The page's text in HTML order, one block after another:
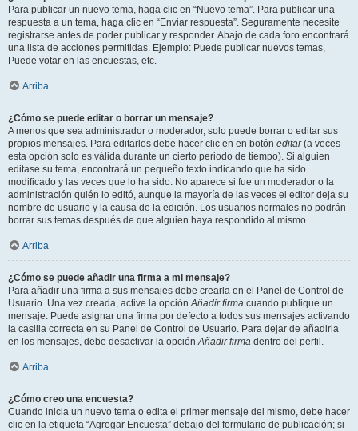
Para publicar un nuevo tema, haga clic en “Nuevo tema”. Para publicar una
respuesta a un tema, haga clic en “Enviar respuesta”. Seguramente necesite
registrarse antes de poder publicar y responder. Abajo de cada foro encontrará
una lista de acciones permitidas. Ejemplo: Puede publicar nuevos temas,
Puede votar en las encuestas, etc.
Arriba
¿Cómo se puede editar o borrar un mensaje?
A menos que sea administrador o moderador, solo puede borrar o editar sus
propios mensajes. Para editarlos debe hacer clic en en botón editar(a veces
esta opción solo es válida durante un cierto periodo de tiempo). Si alguien
editase su tema, encontrará un pequeño texto indicando que ha sido
modificado y las veces que lo ha sido. No aparece si fue un moderador o la
administración quién lo editó, aunque la mayoría de las veces el editor deja su
nombre de usuario y la causa de la edición. Los usuarios normales no podrán
borrar sus temas después de que alguien haya respondido al mismo.
Arriba
¿Cómo se puede añadir una firma a mi mensaje?
Para añadir una firma a sus mensajes debe crearla en el Panel de Control de
Usuario. Una vez creada, active la opciónAñadir firma cuando publique un
mensaje. Puede asignar una firma por defecto a todos sus mensajes activando
la casilla correcta en su Panel de Control de Usuario. Para dejar de añadirla
en los mensajes, debe desactivar la opciónAñadir firma dentro del perfil.
Arriba
¿Cómo creo una encuesta?
Cuando inicia un nuevo tema o edita el primer mensaje del mismo, debe hacer
clic en la etiqueta “Agregar Encuesta” debajo del formulario de publicación; si